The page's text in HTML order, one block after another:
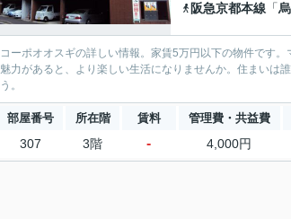
阪急京都本線 「
コーポオオスギの詳しい情報。家賃5万円以下の物件です
魅力があると、より楽しい生活になりませんか。住まいは
う。
部屋番号 所在階 賃料 管理費・共益費
307 3階 - 4,000円